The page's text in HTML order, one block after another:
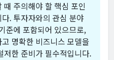
주의해야 할 핵심 포인
. 투자자와의 관심 분야
준에 포함되어 있으므로,
명확한 비즈니스 모델을
한 준비가 필수적입니다.